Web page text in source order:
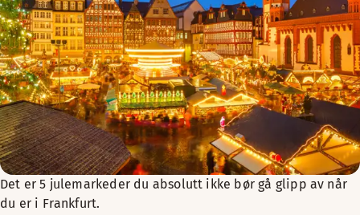
Det er 5 julemarkeder du absolutt ikke bør gå glipp av når
du er i Frankfurt.